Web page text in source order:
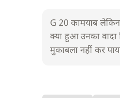
G 20 कामयाब
क्या हुआ उनका वादा
मुकाबला नहीं कर